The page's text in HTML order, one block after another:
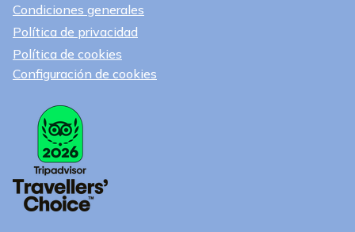
Condiciones generales
Política de privacidad
Política de cookies
Configuración de cookies